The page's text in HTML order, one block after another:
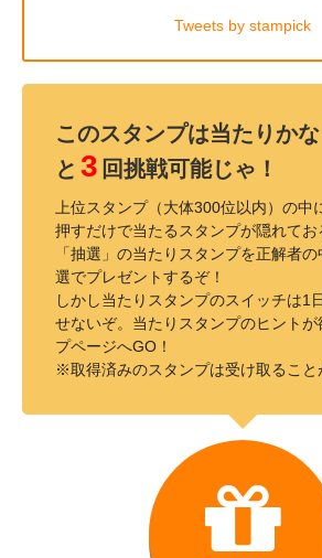
Tweets by stampick
このスタンプは当たりか
と 3 回挑戦可能じゃ！
上位スタンプ（大体300位以内）の中
押すだけで当たるスタンプが隠れてお
「抽選」の当たりスタンプを正解者
選でプレゼントするぞ！
しかし当たりスタンプのスイッチは1
せないぞ。当たりスタンプのヒントが
プページへGO！
※取得済みのスタンプは受け取ること